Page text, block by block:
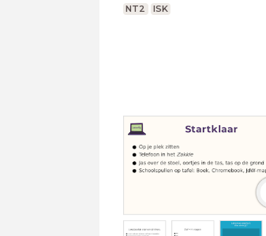
NT2 ISK